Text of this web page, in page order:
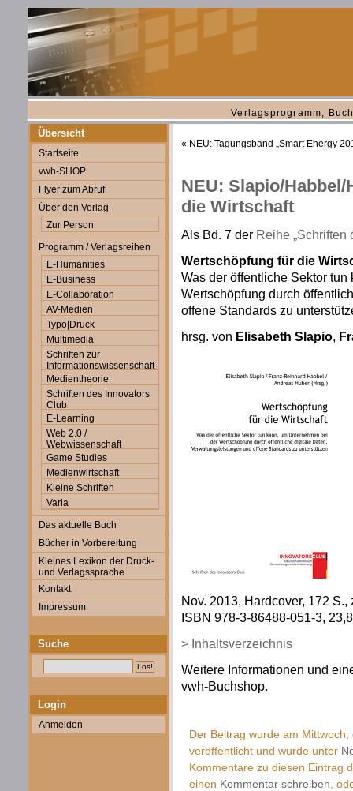
Verlagsprogramm,
Übersicht
Startseite
vwh-SHOP
Flyer zum Abruf
Über den Verlag
Zur Person
Programm / Verlagsreihen
E-Humanities
E-Business
E-Collaboration
AV-Medien
Typo|Druck
Multimedia
Schriften zur
Informationswissenschaft
Medientheorie
Schriften des Innovators
Club
E-Learning
Web 2.0 /
Webwissenschaft
Game Studies
Medienwirtschaft
Kleine Schriften
Varia
Das aktuelle Buch
Bücher in Vorbereitung
Kleines Lexikon der Druck-
und Verlagssprache
Kontakt
Impressum
Suche
Login
Anmelden
« NEU: Tagungsband „Smart Energy
NEU: Slapio/
die Wirtschaft
Als Bd. 7 der Reihe „Schriften
Wertschöpfung für die
Was der öffentliche Sektor
Wertschöpfung durch
offene Standards zu
hrsg. von Elisabeth Slapio,
Nov. 2013, Hardcover, 172 S.,
ISBN 978-3-86488-051-3,
> Inhaltsverzeichnis
Weitere Informationen und
vwh-Buchshop.
Der Beitrag wurde am
veröffentlicht und wurde unter
Kommentare zu diesen Eintrag
einen Kommentar schreiben ,